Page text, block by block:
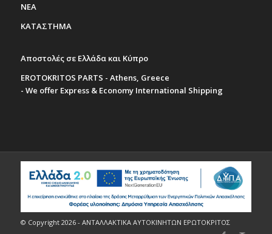
ΝΕΑ
ΚΑΤΑΣΤΗΜΑ
Αποστολές σε Ελλάδα και Κύπρο
EROTOKRITOS PARTS - Athens, Greece
- We offer Express & Economy International Shipping
© Copyright 2026 - ΑΝΤΑΛΛΑΚΤΙΚΑ ΑΥΤΟΚΙΝΗΤΩΝ ΕΡΩΤΟΚΡΙΤΟΣ